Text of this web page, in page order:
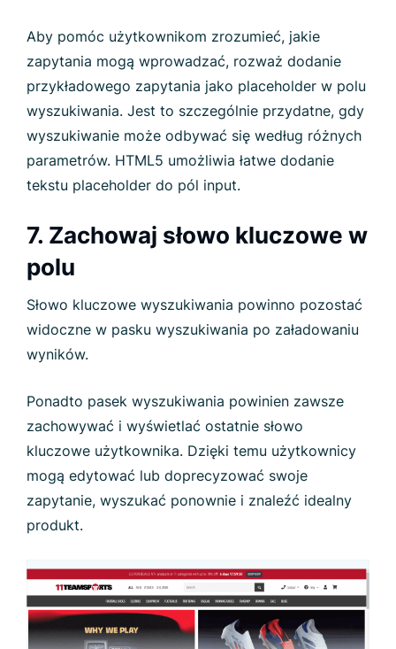
Aby pomóc użytkownikom zrozumieć, jakie
zapytania mogą wprowadzać, rozważ dodanie
przykładowego zapytania jako placeholder w polu
wyszukiwania. Jest to szczególnie przydatne, gdy
wyszukiwanie może odbywać się według różnych
parametrów. HTML5 umożliwia łatwe dodanie
tekstu placeholder do pól input.
7. Zachowaj słowo kluczowe w
polu
Słowo kluczowe wyszukiwania powinno pozostać
widoczne w pasku wyszukiwania po załadowaniu
wyników.
Ponadto pasek wyszukiwania powinien zawsze
zachowywać i wyświetlać ostatnie słowo
kluczowe użytkownika. Dzięki temu użytkownicy
mogą edytować lub doprecyzować swoje
zapytanie, wyszukać ponownie i znaleźć idealny
produkt.